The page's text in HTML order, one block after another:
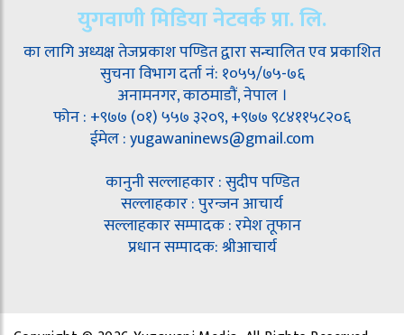
युगवाणी मिडिया नेटवर्क प्रा. लि.
का लागि अध्यक्ष तेजप्रकाश पण्डित द्वारा सन्चालित एव प्रकाशित
सुचना विभाग दर्ता नं: १०५५/७५-७६
अनामनगर, काठमाडौं, नेपाल ।
फोन : +९७७ (०१) ५५७ ३२०९, +९७७ ९८४११५८२०६
ईमेल : yugawaninews@gmail.com
कानुनी सल्लाहकार : सुदीप पण्डित
सल्लाहकार : पुरन्जन आचार्य
सल्लाहकार सम्पादक : रमेश तूफान
प्रधान सम्पादक: श्रीआचार्य